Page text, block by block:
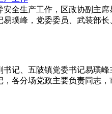
全生产工作，区政协副主
璞峰，党委委员、武装部
记、五陂镇党委书记易璞
各分场党政主要负责同志